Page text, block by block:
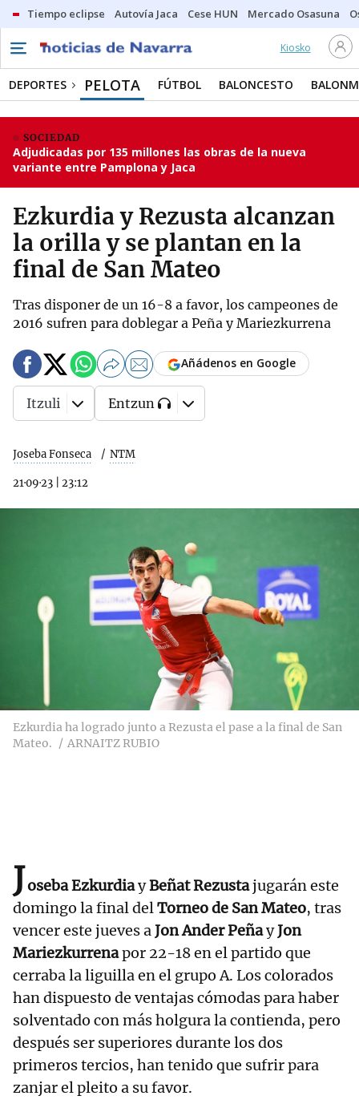
Tiempo eclipse Autovía Jaca Cese HUN Mercado Osasuna
Kiosko
DEPORTES PELOTA FÚTBOL BALONCESTO
SOCIEDAD
Adjudicadas por 135 millones las obras de la nueva
variante entre Pamplona y Jaca
Ezkurdia y Rezusta alcanzan
la orilla y se plantan en la
final de San Mateo
Tras disponer de un 16-8 a favor, los campeones de
2016 sufren para doblegar a Peña y Mariezkurrena
Joseba Fonseca NTM
21·09·23 23:12
Añádenos en Google
Itzuli Entzun
Ezkurdia ha logrado junto a Rezusta el pase a la final de San
Mateo.
ARNAITZ RUBIO
Joseba EzkurdiayBeñat Rezustajugarán este
domingo la final delTorneo de San Mateo, tras
vencer este jueves aJon Ander PeñayJon
Mariezkurrenapor 22-18 en el partido que
cerraba la liguilla en el grupo A. Los colorados
han dispuesto de ventajas cómodas para haber
solventado con más holgura la contienda, pero
después ser superiores durante los dos
primeros tercios, han tenido que sufrir para
zanjar el pleito a su favor.